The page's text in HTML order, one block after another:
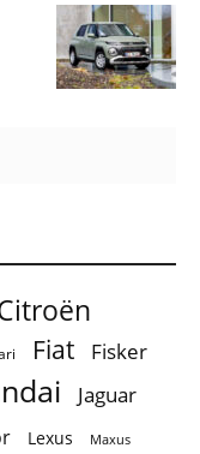
Fiat Fisker
Jaguar
Lexus Maxus